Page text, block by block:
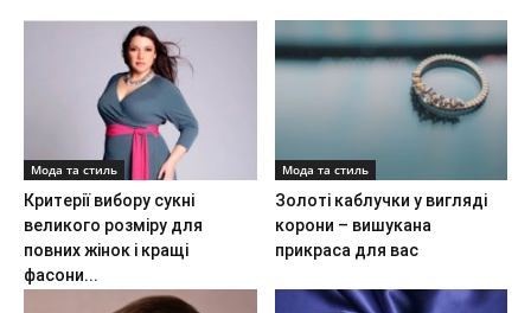
Мода та стиль
Критерії вибору сукні
великого розміру для
повних жінок і кращі
фасони...
Мода та стиль
Золоті каблучки у вигляді
корони – вишукана
прикраса для вас